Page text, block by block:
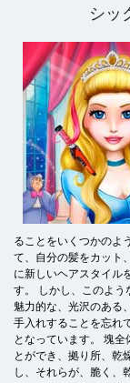
シッ
ることをいくつかのよ
て、自分の髪をカット
に新しいヘアスタイル
す。 しかし、このよう
魅力的な、光沢のある
手入れすることを忘れ
となっています。 塊全
とができ、拠り所、乾
し、それらが、脆く、